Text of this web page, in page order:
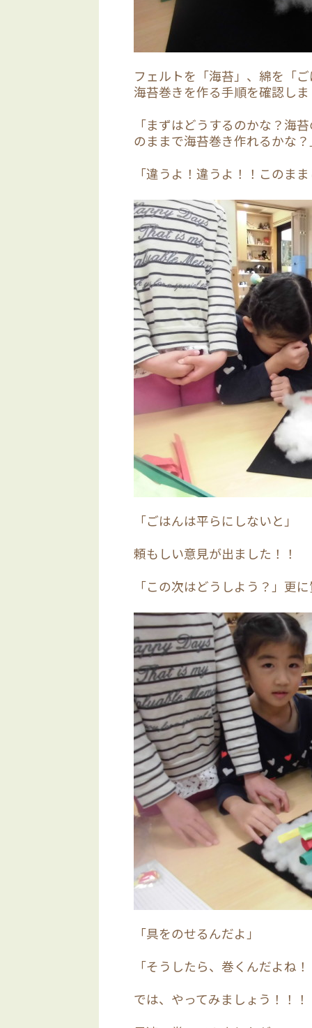
フェルトを「海苔」、綿を「
海苔巻きを作る手順を確認し
「まずはどうするのかな？海
のままで海苔巻き作れるかな
「違うよ！違うよ！！このま
「ごはんは平らにしないと」
頼もしい意見が出ました！！
「この次はどうしよう？」更
「具をのせるんだよ」
「そうしたら、巻くんだよね
では、やってみましょう！！！